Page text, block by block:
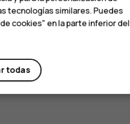
tecnologías similares. Puedes
cookies" en la parte inferior del
todas